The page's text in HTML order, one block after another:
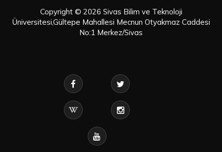
Copyright © 2026 Sivas Bilim ve Teknoloji
Üniversitesi,Gültepe Mahallesi Mecnun Otyakmaz Caddesi
No:1 Merkez/Sivas